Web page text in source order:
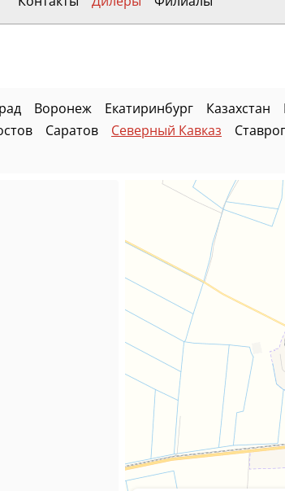
Воронеж Екатиринбург Казахстан
Саратов Северный Кавказ